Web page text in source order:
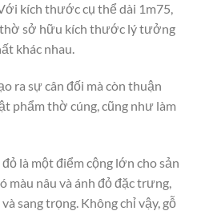
kích thước cụ thể dài 1m75,
thờ sở hữu kích thước lý tưởng
khác nhau.
ra sự cân đối mà còn thuận
phẩm thờ cúng, cũng như làm
là một điểm cộng lớn cho sản
màu nâu và ánh đỏ đặc trưng,
sang trọng. Không chỉ vậy, gỗ